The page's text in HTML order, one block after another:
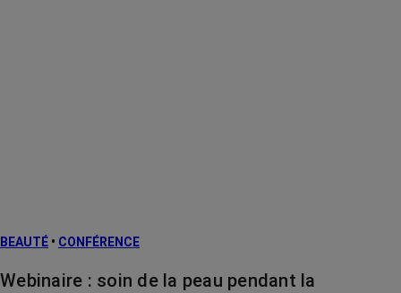
BEAUTÉ • CONFÉRENCE
Webinaire : soin de la peau pendant la